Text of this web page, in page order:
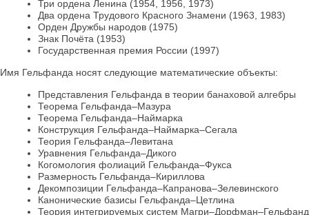
Три ордена Ленина (1954, 1956, 1973)
Два ордена Трудового Красного Знамени (1963, 1983)
Орден Дружбы народов (1975)
Знак Почёта (1953)
Государственная премия России (1997)
Имя Гельфанда носят следующие математические объекты:
Представления Гельфанда в теории банаховой алгебры
Теорема Гельфанда–Мазура
Теорема Гельфанда–Наймарка
Конструкция Гельфанда–Наймарка–Сегала
Теория Гельфанда–Левитана
Уравнения Гельфанда–Дикого
Когомология фолиаций Гельфанда–Фукса
Размерность Гельфанда–Кириллова
Декомпозиции Гельфанда–Капранова–Зелевинского
Канонические базисы Гельфанда–Цетлина
Теория интегрируемых систем